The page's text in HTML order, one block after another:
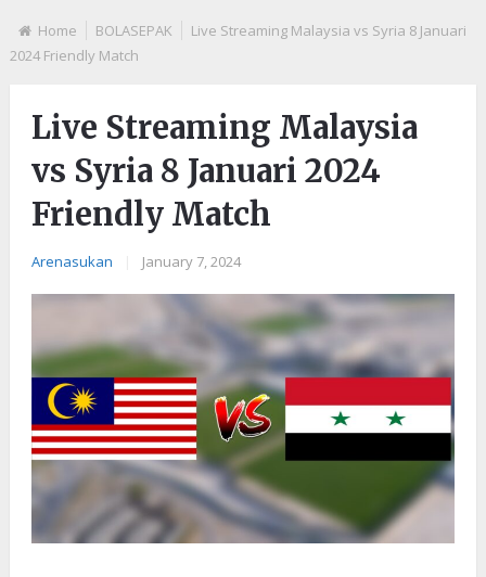
Home BOLASEPAK
Live Streaming Malaysia vs Syria 8 Januari
2024 Friendly Match
Live Streaming Malaysia
vs Syria 8 Januari 2024
Friendly Match
Arenasukan January 7, 2024